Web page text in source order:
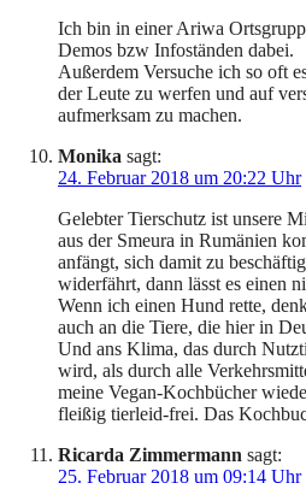
Ich bin in einer Ariwa
Demos bzw Infoständen dabei.
Außerdem Versuche ich so oft
der Leute zu werfen und auf
aufmerksam zu machen.
Monika sagt:
24. Februar 2018 um 20:22 Uhr
Gelebter Tierschutz ist unsere
aus der Smeura in Rumänien
anfängt, sich damit zu
widerfährt, dann lässt es einen
Wenn ich einen Hund rette,
auch an die Tiere, die hier in
Und ans Klima, das durch
wird, als durch alle
meine Vegan-Kochbücher
fleißig tierleid-frei. Das
Ricarda Zimmermann sagt:
25. Februar 2018 um 09:14 Uhr